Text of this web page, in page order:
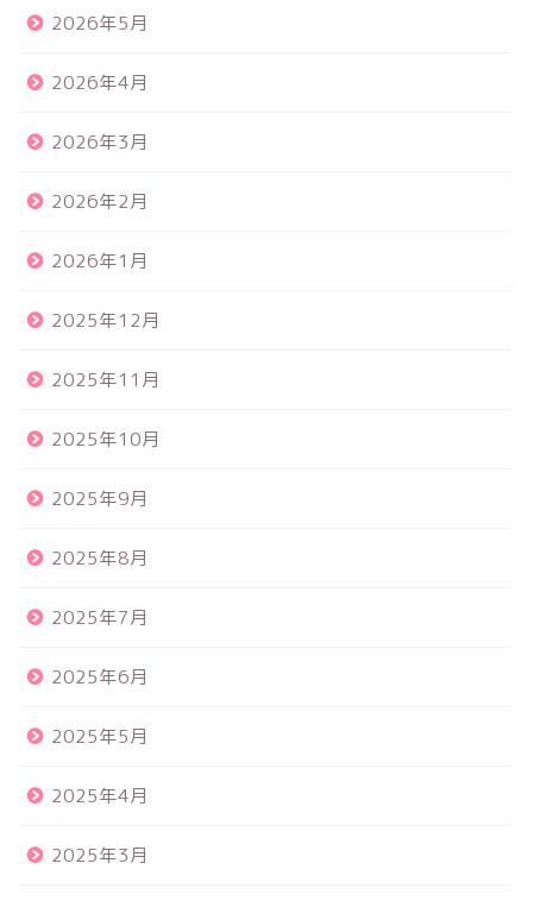
2026年5月
2026年4月
2026年3月
2026年2月
2026年1月
2025年12月
2025年11月
2025年10月
2025年9月
2025年8月
2025年7月
2025年6月
2025年5月
2025年4月
2025年3月